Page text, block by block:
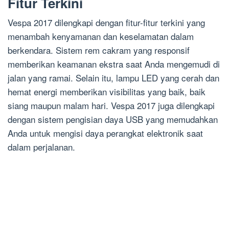
Vespa 2017 dilengkapi dengan fitur-fitur terkini yang
menambah kenyamanan dan keselamatan dalam
berkendara. Sistem rem cakram yang responsif
memberikan keamanan ekstra saat Anda mengemudi di
jalan yang ramai. Selain itu, lampu LED yang cerah dan
hemat energi memberikan visibilitas yang baik, baik
siang maupun malam hari. Vespa 2017 juga dilengkapi
dengan sistem pengisian daya USB yang memudahkan
Anda untuk mengisi daya perangkat elektronik saat
dalam perjalanan.